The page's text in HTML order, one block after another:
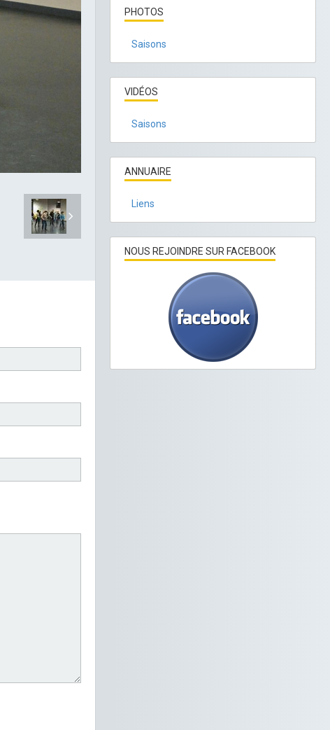
PHOTOS
Saisons
VIDÉOS
Saisons
ANNUAIRE
Liens
NOUS REJOINDRE SUR FACEBOOK